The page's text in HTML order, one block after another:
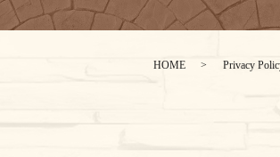
HOME Privacy